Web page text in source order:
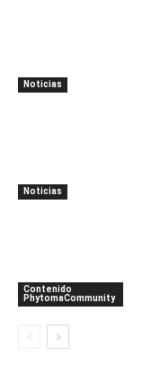
Noticias
Noticias
Contenido
PhytomaCommunity